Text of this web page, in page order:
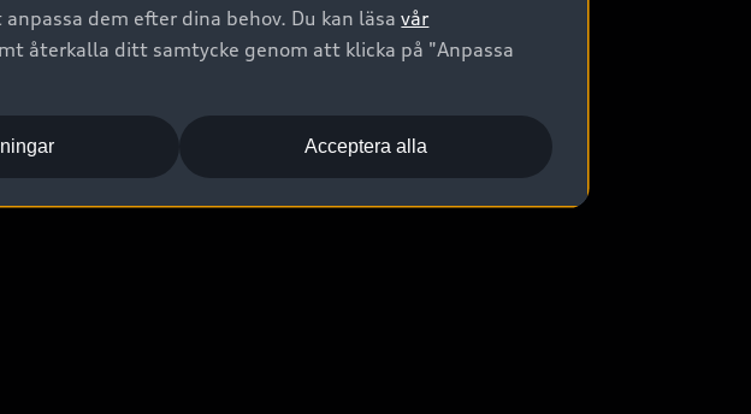
dem efter dina behov. Du kan läsavår
återkalla ditt samtycke genom att klicka på "Anpassa
Acceptera alla